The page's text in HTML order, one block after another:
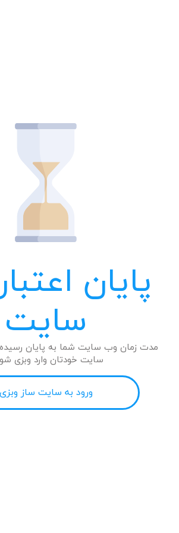
پایان
سایت
مدت زمان وب سایت شما به پایان
سایت خودتان وارد وبزی
ورود به سایت ساز وبزی